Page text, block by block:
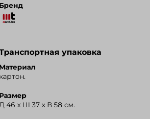
упаковка
46 x Ш 37 x В 58 см.